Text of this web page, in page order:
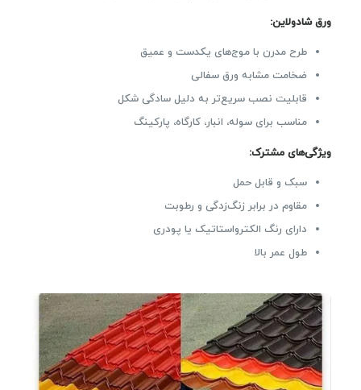
ورق شادولاین:
طرح مدرن با موج‌های یکدست و عمیق
ضخامت مشابه ورق سفالی
قابلیت نصب سریع‌تر به دلیل سادگی شکل
مناسب برای سوله، انبار، کارگاه، پارکینگ
ویژگی‌های مشترک:
سبک و قابل حمل
مقاوم در برابر زنگ‌زدگی و رطوبت
دارای رنگ الکترواستاتیک یا پودری
طول عمر بالا